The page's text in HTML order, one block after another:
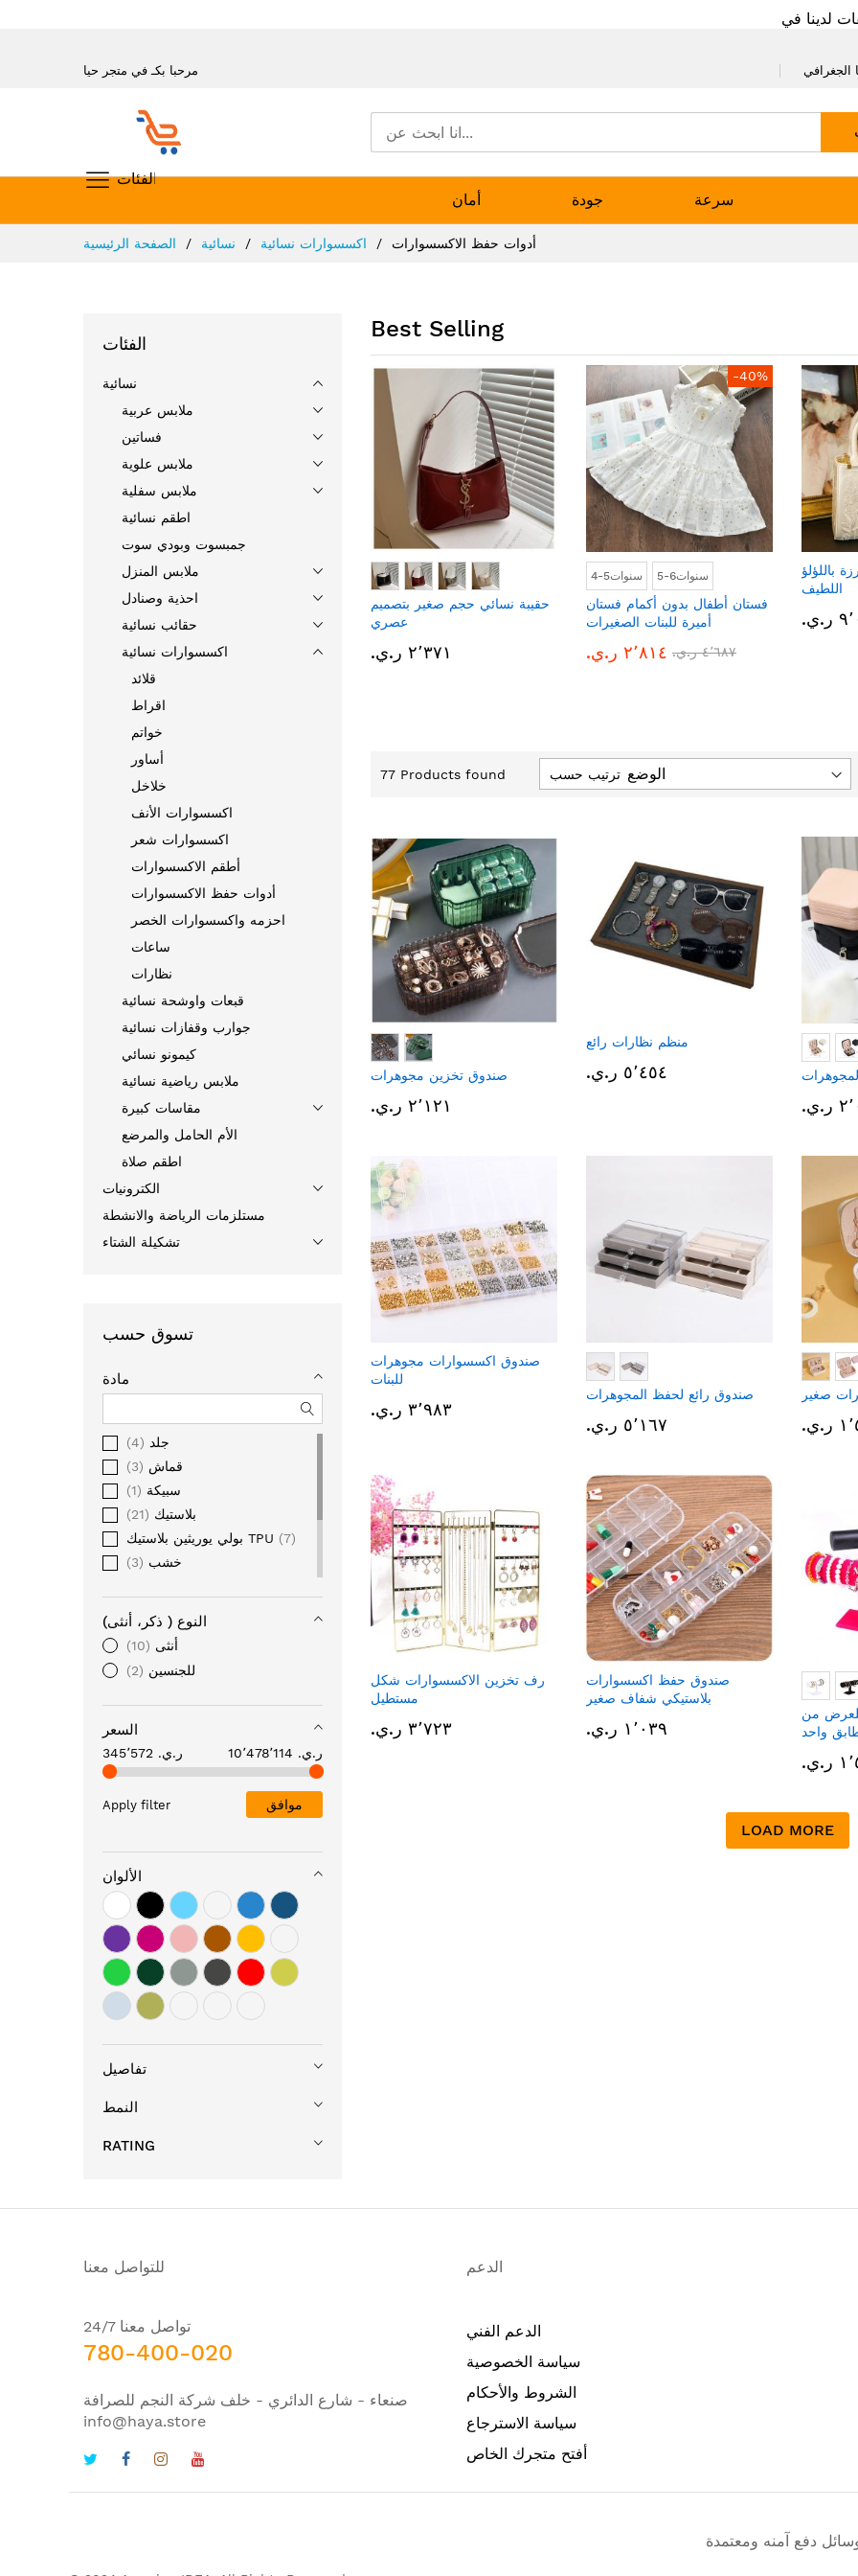
لدينا في
مرحبا بكـ في متجر حيا الجغرافي
تسوق حسب الفئات
أمان جودة سرعة
أدوات حفظ الاكسسوارات
Best Selling
حقيبة نسائي حجم صغير بتصميم
عصري
٢٬٣٧١ ر.ي.‏
-40%
4-5سنوات 5-6سنوات
فستان أطفال بدون أكمام فستان
أميرة للبنات الصغيرات
٢٬٨١٤ ر.ي.‏ ٤٬٦٨٧ ر.ي.‏
باللؤلؤ
اللطيف
77 Products found ترتيب حسب
صندوق تخزين مجوهرات
٢٬١٢١ ر.ي.‏
منظم نظارات رائع
٥٬٤٥٤ ر.ي.‏
صندوق اكسسوارات مجوهرات
للبنات
٣٬٩٨٣ ر.ي.‏
صندوق رائع لحفظ المجوهرات
٥٬١٦٧ ر.ي.‏
صغير
رف تخزين الاكسسوارات شكل
مستطيل
٣٬٧٢٣ ر.ي.‏
صندوق حفظ اكسسوارات
بلاستيكي شفاف صغير
١٬٠٣٩ ر.ي.‏
من
واحد
LOAD MORE
الفئات
نسائية
ملابس عربية
فساتين
ملابس علوية
ملابس سفلية
اطقم نسائية
جمبسوت وبودي سوت
ملابس المنزل
احذية وصنادل
حقائب نسائية
اكسسوارات نسائية
قلائد
اقراط
خواتم
أساور
خلاخل
اكسسوارات الأنف
اكسسوارات شعر
أطقم الاكسسوارات
أدوات حفظ الاكسسوارات
احزمه واكسسوارات الخصر
ساعات
نظارات
قبعات واوشحة نسائية
جوارب وقفازات نسائية
كيمونو نسائي
ملابس رياضية نسائية
مقاسات كبيرة
الأم الحامل والمرضع
اطقم صلاة
الكترونيات
مستلزمات الرياضة والانشطة
تشكيلة الشتاء
تسوق حسب
مادة
جلد
4
قماش
3
سبيكة
1
بلاستيك
21
بولي يوريثين بلاستيك TPU
7
خشب
3
1
ورق
اكريليك
النوع ( ذكر، أنثى)
أنثى
10
للجنسين
2
السعر
345٬572 ر.ي.‏ 10٬478٬114 ر.ي.‏
Apply filter موافق
الألوان
تفاصيل
النمط
RATING
للتواصل معنا
تواصل معنا 24/7
780-400-020
صنعاء - شارع الدائري - خلف شركة النجم للصرافة
info@haya.store
الدعم
الدعم الفني
سياسة الخصوصية
الشروط والأحكام
سياسة الاسترجاع
أفتح متجرك الخاص